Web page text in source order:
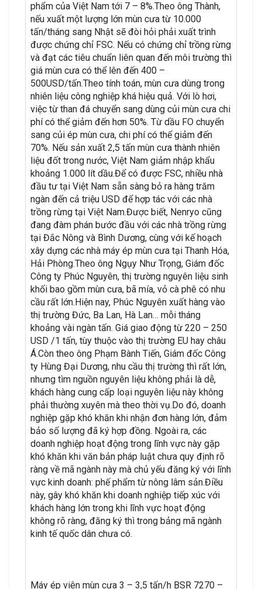
phẩm của Việt Nam tới 7 – 8%.Theo ông Thành,
nếu xuất một lượng lớn mùn cưa từ 10.000
tấn/tháng sang Nhật sẽ đòi hỏi phải xuất trình
được chứng chỉ FSC. Nếu có chứng chỉ trồng rừng
và đạt các tiêu chuẩn liên quan đến môi trường thì
giá mùn cưa có thể lên đến 400 –
500USD/tấn.Theo tính toán, mùn cưa dùng trong
nhiên liệu công nghiệp khá hiệu quả. Với lò hơi,
việc từ than đá chuyển sang dùng củi mùn cưa chi
phí có thể giảm đến hơn 50%. Từ dầu FO chuyển
sang củi ép mùn cưa, chi phí có thể giảm đến
70%. Nếu sản xuất 2,5 tấn mùn cưa thành nhiên
liệu đốt trong nước, Việt Nam giảm nhập khẩu
khoảng 1.000 lít dầu.Để có được FSC, nhiều nhà
đầu tư tại Việt Nam sẵn sàng bỏ ra hàng trăm
ngàn đến cả triệu USD để hợp tác với các nhà
trồng rừng tại Việt Nam.Được biết, Nenryo cũng
đang đàm phán bước đầu với các nhà trồng rừng
tại Đắc Nông và Bình Dương, cùng với kế hoạch
xây dựng các nhà máy ép mùn cưa tại Thanh Hóa,
Hải Phòng.Theo ông Ngụy Như Trọng, Giám đốc
Công ty Phúc Nguyên, thị trường nguyên liệu sinh
khối bao gồm mùn cưa, bã mía, vỏ cà phê có nhu
cầu rất lớn.Hiện nay, Phúc Nguyên xuất hàng vào
thị trường Đức, Ba Lan, Hà Lan… mỗi tháng
khoảng vài ngàn tấn. Giá giao động từ 220 – 250
USD /1 tấn, tùy thuộc vào thị trường EU hay châu
Á.Còn theo ông Phạm Bành Tiến, Giám đốc Công
ty Hùng Đại Dương, nhu cầu thị trường thì rất lớn,
nhưng tìm nguồn nguyên liệu không phải là dễ,
khách hàng cung cấp loại nguyên liệu này không
phải thường xuyên mà theo thời vụ.Do đó, doanh
nghiệp gặp khó khăn khi nhận đơn hàng lớn, đảm
bảo số lượng đã ký hợp đồng. Ngoài ra, các
doanh nghiệp hoạt động trong lĩnh vực này gặp
khó khăn khi văn bản pháp luật chưa quy định rõ
ràng về mã ngành này mà chủ yếu đăng ký với lĩnh
vực kinh doanh: phế phẩm từ nông lâm sản.Điều
này, gây khó khăn khi doanh nghiệp tiếp xúc với
khách hàng lớn trong khi lĩnh vực hoạt động
không rõ ràng, đăng ký thì trong bảng mã ngành
kinh tế quốc dân chưa có.
Máy ép viên mùn cưa 3 – 3,5 tấn/h BSR 7270 –